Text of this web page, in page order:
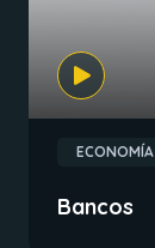
ECONOMÍA
Bancos